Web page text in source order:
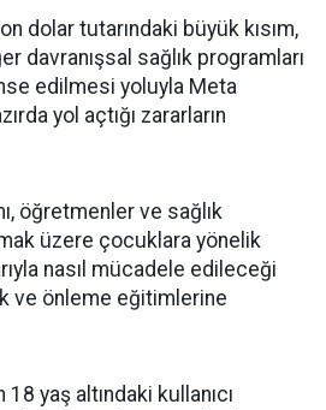
dolar tutarındaki büyük kısım,
davranışsal sağlık programları
edilmesi yoluyla Meta
yol açtığı zararların
öğretmenler ve sağlık
üzere çocuklara yönelik
nasıl mücadele edileceği
ve önleme eğitimlerine
18 yaş altındaki kullanıcı